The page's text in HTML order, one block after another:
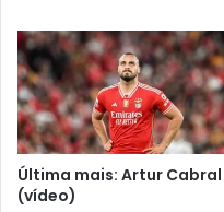
Última mais: Artur Cabral
(vídeo)